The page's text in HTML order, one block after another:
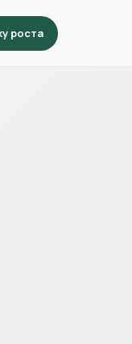
роста